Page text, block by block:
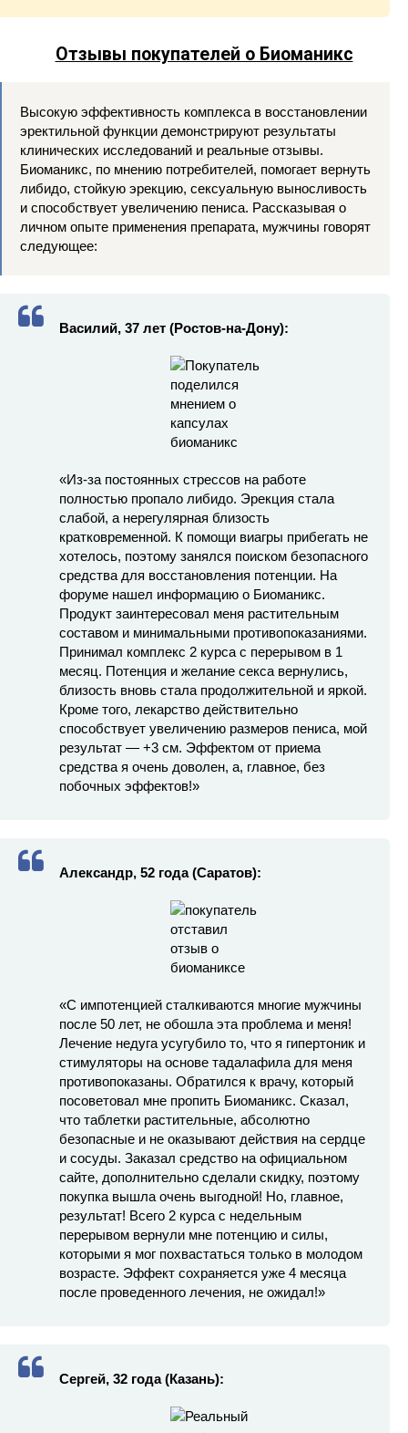
Отзывы покупателей о Биоманикс
Высокую эффективность комплекса в восстановлении
эректильной функции демонстрируют результаты
клинических исследований и реальные отзывы.
Биоманикс, по мнению потребителей, помогает вернуть
либидо, стойкую эрекцию, сексуальную выносливость
и способствует увеличению пениса. Рассказывая о
личном опыте применения препарата, мужчины говорят
следующее:
Василий, 37 лет (Ростов-на-Дону):
«Из-за постоянных стрессов на работе
полностью пропало либидо. Эрекция стала
слабой, а нерегулярная близость
кратковременной. К помощи виагры прибегать не
хотелось, поэтому занялся поиском безопасного
средства для восстановления потенции. На
форуме нашел информацию о Биоманикс.
Продукт заинтересовал меня растительным
составом и минимальными противопоказаниями.
Принимал комплекс 2 курса с перерывом в 1
месяц. Потенция и желание секса вернулись,
близость вновь стала продолжительной и яркой.
Кроме того, лекарство действительно
способствует увеличению размеров пениса, мой
результат — +3 см. Эффектом от приема
средства я очень доволен, а, главное, без
побочных эффектов!»
Александр, 52 года (Саратов):
«С импотенцией сталкиваются многие мужчины
после 50 лет, не обошла эта проблема и меня!
Лечение недуга усугубило то, что я гипертоник и
стимуляторы на основе тадалафила для меня
противопоказаны. Обратился к врачу, который
посоветовал мне пропить Биоманикс. Сказал,
что таблетки растительные, абсолютно
безопасные и не оказывают действия на сердце
и сосуды. Заказал средство на официальном
сайте, дополнительно сделали скидку, поэтому
покупка вышла очень выгодной! Но, главное,
результат! Всего 2 курса с недельным
перерывом вернули мне потенцию и силы,
которыми я мог похвастаться только в молодом
возрасте. Эффект сохраняется уже 4 месяца
после проведенного лечения, не ожидал!»
Сергей, 32 года(Казань):